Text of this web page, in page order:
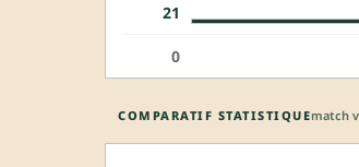
21
0
COMPARATIF STATISTIQUEmatch